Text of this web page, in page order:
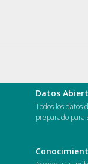
Datos
Todos los datos
preparado para